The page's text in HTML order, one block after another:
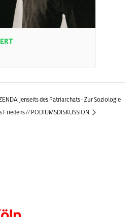
Jenseits des Patriarchats – Zur Soziologie
Friedens // PODIUMSDISKUSSION